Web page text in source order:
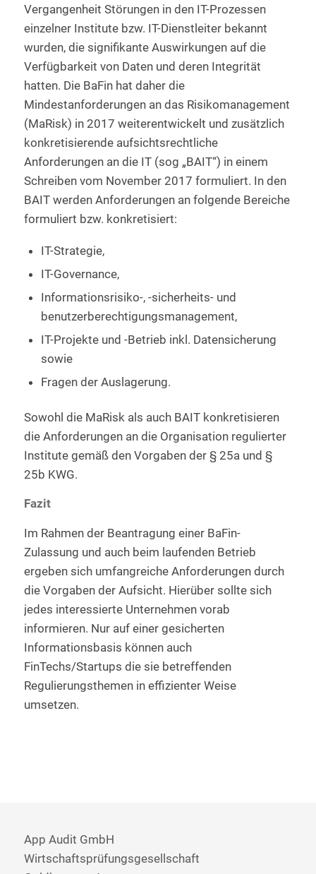
Vergangenheit Störungen in den IT-Prozessen
einzelner Institute bzw. IT-Dienstleiter bekannt
wurden, die signifikante Auswirkungen auf die
Verfügbarkeit von Daten und deren Integrität
hatten. Die BaFin hat daher die
Mindestanforderungen an das Risikomanagement
(MaRisk) in 2017 weiterentwickelt und zusätzlich
konkretisierende aufsichtsrechtliche
Anforderungen an die IT (sog „BAIT“) in einem
Schreiben vom November 2017 formuliert. In den
BAIT werden Anforderungen an folgende Bereiche
formuliert bzw. konkretisiert:
IT-Strategie,
IT-Governance,
Informationsrisiko-, -sicherheits- und
benutzerberechtigungsmanagement,
IT-Projekte und -Betrieb inkl. Datensicherung
sowie
Fragen der Auslagerung.
Sowohl die MaRisk als auch BAIT konkretisieren
die Anforderungen an die Organisation regulierter
Institute gemäß den Vorgaben der § 25a und §
25b KWG.
Fazit
Im Rahmen der Beantragung einer BaFin-
Zulassung und auch beim laufenden Betrieb
ergeben sich umfangreiche Anforderungen durch
die Vorgaben der Aufsicht. Hierüber sollte sich
jedes interessierte Unternehmen vorab
informieren. Nur auf einer gesicherten
Informationsbasis können auch
FinTechs/Startups die sie betreffenden
Regulierungsthemen in effizienter Weise
umsetzen.
App Audit GmbH
Wirtschaftsprüfungsgesellschaft